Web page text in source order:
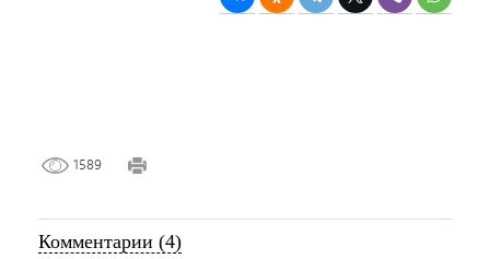
1589
Комментарии (4)